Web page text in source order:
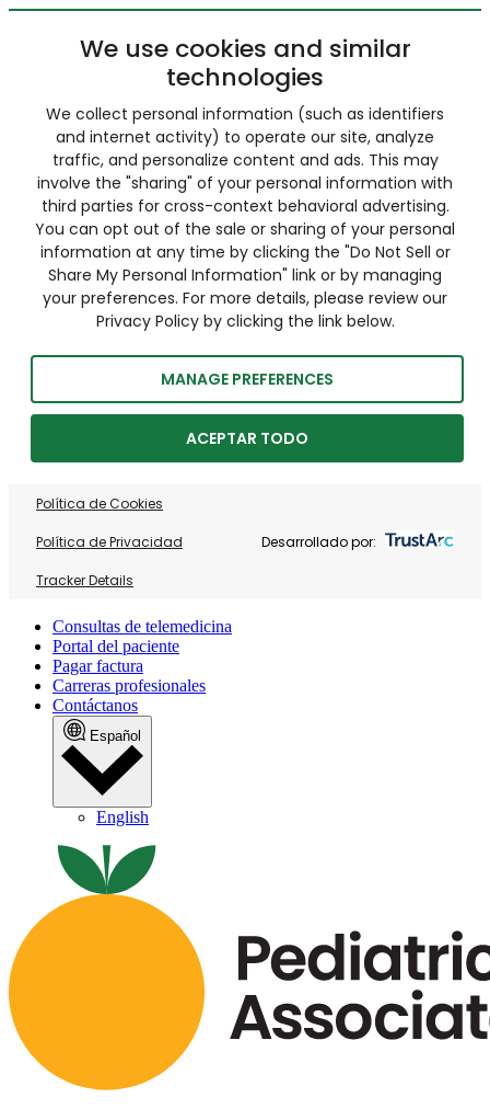
We use cookies and similar
technologies
We collect personal information (such as identifiers
and internet activity) to operate our site, analyze
traffic, and personalize content and ads. This may
involve the "sharing" of your personal information with
third parties for cross-context behavioral advertising.
You can opt out of the sale or sharing of your personal
information at any time by clicking the "Do Not Sell or
Share My Personal Information" link or by managing
your preferences. For more details, please review our
Privacy Policy by clicking the link below.
MANAGE PREFERENCES
ACEPTAR TODO
Política de Cookies
Política de Privacidad
Tracker Details
Desarrollado por:
Consultas de telemedicina
Portal del paciente
Pagar factura
Carreras profesionales
Contáctanos
Español
English